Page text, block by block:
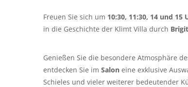
Freuen Sie sich um 10:30, 11:30, 14 und 15
in die Geschichte der Klimt Villa durch
Genießen Sie die besondere Atmosphäre
entdecken Sie im Salon eine exklusive
Schieles und vieler weiterer bedeutender